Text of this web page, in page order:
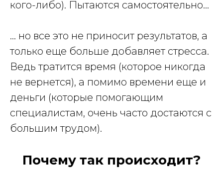
кого-либо). Пытаются самостоятельно…
… но все это не приносит результатов, а
только еще больше добавляет стресса.
Ведь тратится время (которое никогда
не вернется), а помимо времени еще и
деньги (которые помогающим
специалистам, очень часто достаются с
большим трудом).
Почему так происходит?